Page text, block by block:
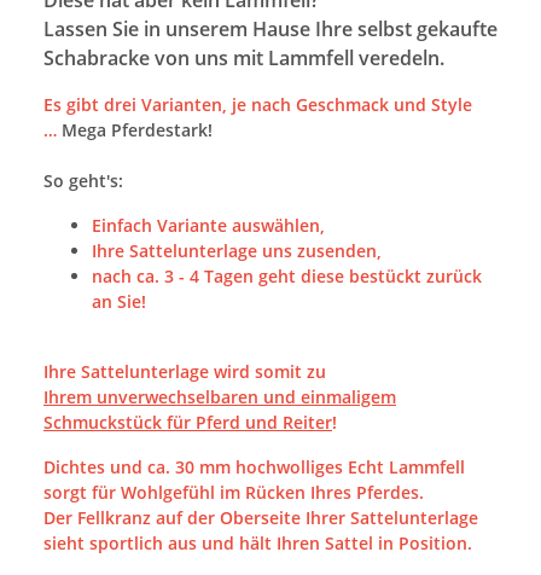
Lassen Sie in unserem Hause Ihre selbst gekaufte
Schabracke von uns mit Lammfell veredeln.
Es gibt drei Varianten, je nach Geschmack und Style
… Mega Pferdestark!
So geht's:
Einfach Variante auswählen,
Ihre Sattelunterlage uns zusenden,
nach ca. 3 - 4 Tagen geht diese bestückt zurück
an Sie!
Ihre Sattelunterlage wird somit zu
Ihrem unverwechselbaren und einmaligem
Schmuckstück für Pferd und Reiter!
Dichtes und ca. 30 mm hochwolliges Echt Lammfell
sorgt für Wohlgefühl im Rücken Ihres Pferdes.
Der Fellkranz auf der Oberseite Ihrer Sattelunterlage
sieht sportlich aus und hält Ihren Sattel in Position.